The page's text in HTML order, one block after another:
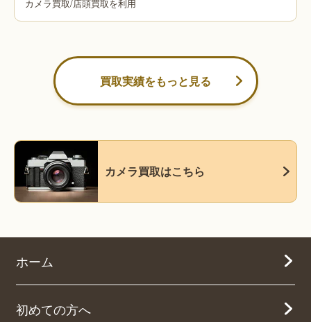
カメラ買取/店頭買取を利用
買取実績をもっと見る
カメラ買取はこちら
ホーム
初めての方へ